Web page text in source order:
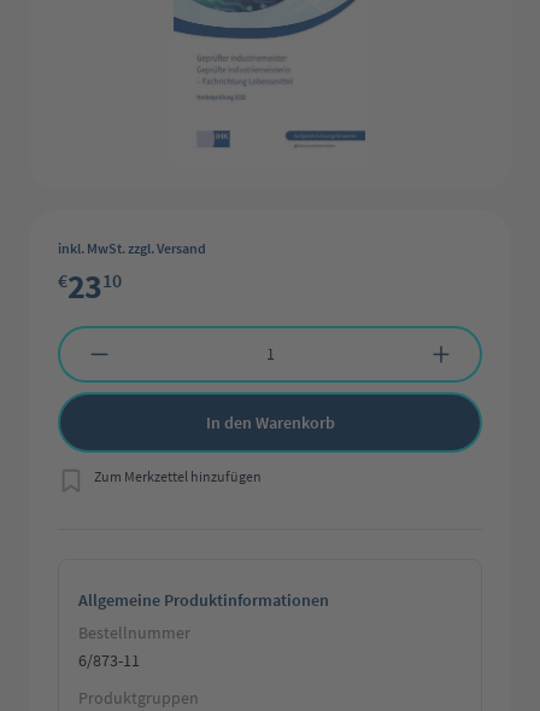
inkl. MwSt. zzgl. Versand
€2310
Produkt Anzahl: Gib den gewünschten Wert ein oder benutze die
In den Warenkorb
Zum Merkzettel hinzufügen
Allgemeine Produktinformationen
Bestellnummer
6/873-11
Produktgruppen